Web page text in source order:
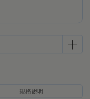
規格說明